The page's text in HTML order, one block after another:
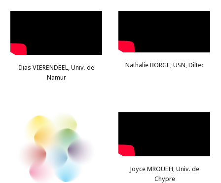
Ilias VIERENDEEL, Univ. de
Namur
Nathalie BORGE, USN, Diltec
Joyce MROUEH, Univ. de
Chypre